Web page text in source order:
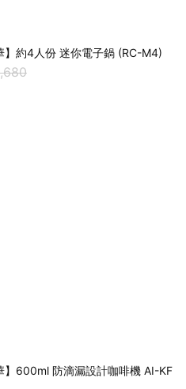
】約4人份 迷你電子鍋 (RC-M4)
】600ml 防滴漏設計咖啡機 AI-KF